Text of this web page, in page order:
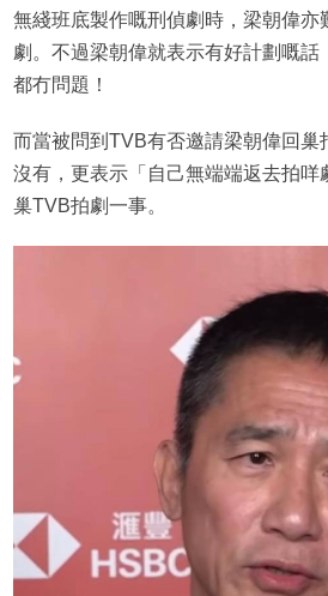
無綫班底製作嘅刑偵劇時，梁朝偉亦
劇。不過梁朝偉就表示有好計劃嘅話
都冇問題！
而當被問到TVB有否邀請梁朝偉回巢
沒有，更表示「自己無端端返去拍咩
巢TVB拍劇一事。